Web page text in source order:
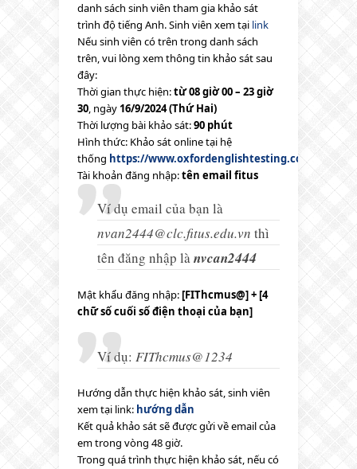
danh sách sinh viên tham gia khảo sát
trình độ tiếng Anh. Sinh viên xem tại link
Nếu sinh viên có trên trong danh sách
trên, vui lòng xem thông tin khảo sát sau
đây:
Thời gian thực hiện:từ 08 giờ 00 – 23 giờ
30, ngày 16/9/2024 (Thứ Hai)
Thời lượng bài khảo sát:90 phút
Hình thức: Khảo sát online tại hệ
thống https://www.oxfordenglishtesting.com
Tài khoản đăng nhập:tên email fitus
Ví dụ email của bạn là
nvan2444@clc.fitus.edu.vn thì
tên đăng nhập lànvcan2444
Mật khẩu đăng nhập:[FIThcmus@] + [4
chữ số cuối số điện thoại của bạn]
Ví dụ: FIThcmus@1234
Hướng dẫn thực hiện khảo sát, sinh viên
xem tại link: hướng dẫn
Kết quả khảo sát sẽ được gửi về email của
em trong vòng 48 giờ.
Trong quá trình thực hiện khảo sát, nếu có